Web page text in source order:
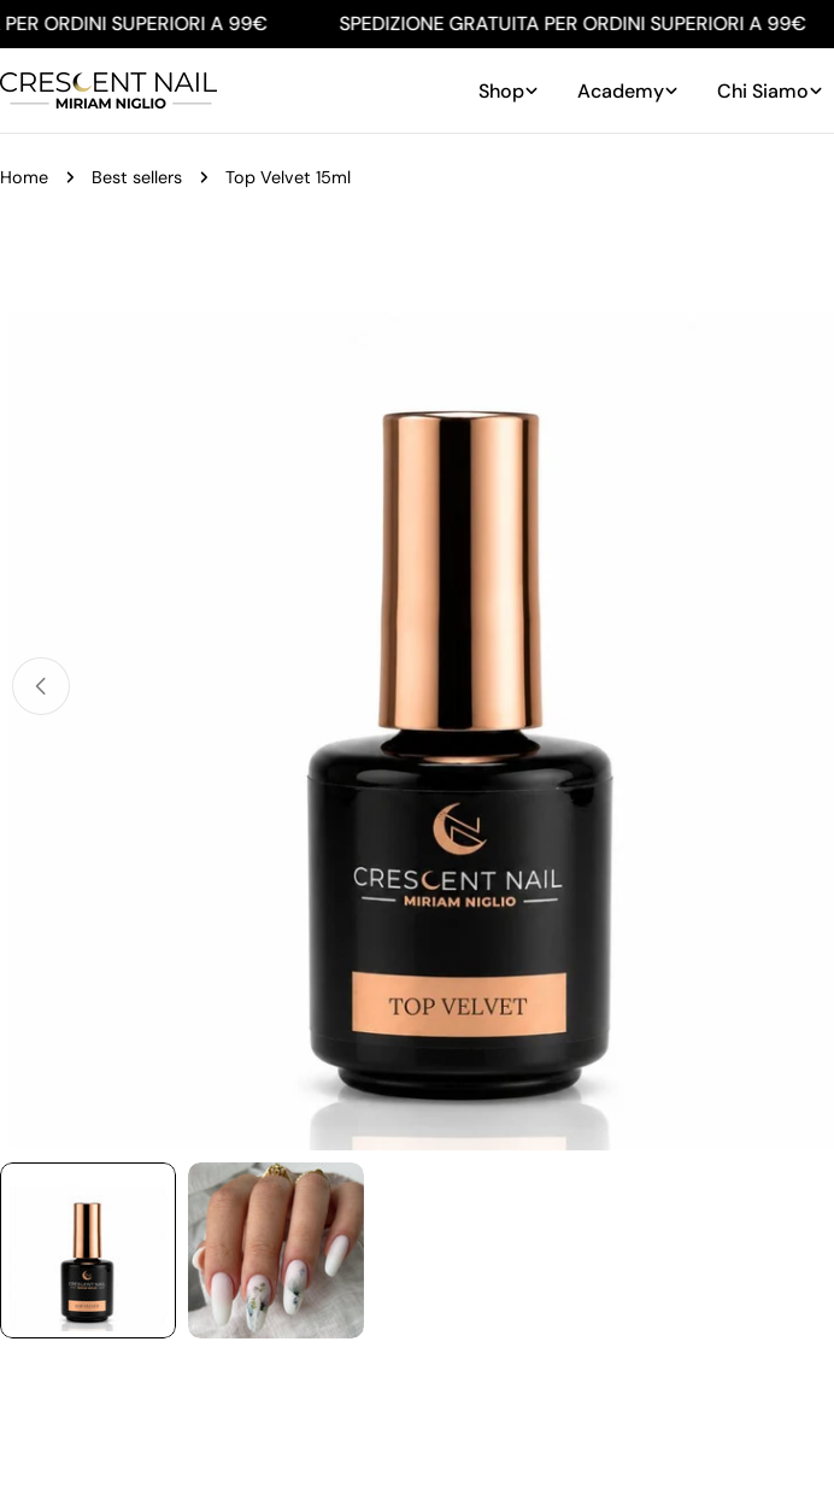
Salta
al
contenuto
ORDINI SUPERIORI A 99€ SPEDIZIONE GRATUITA PER ORDINI SUPERIORI A 99€
Shop Academy Chi Siamo
Home Best sellers Top Velvet 15ml
supporto 0 in modalità modale